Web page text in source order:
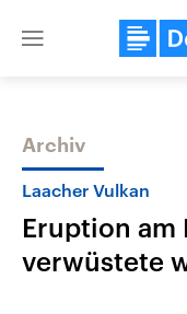
Close
Themen
Archiv
Laacher Vulkan
Eruption am
verwüstete